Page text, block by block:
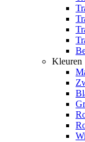
Kleuren